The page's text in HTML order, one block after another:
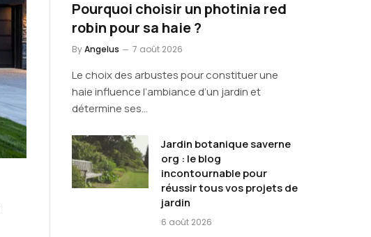
Pourquoi choisir un photinia red
robin pour sa haie ?
ByAngelus 7 août 2026
Le choix des arbustes pour constituer une
haie influence l’ambiance d’un jardin et
détermine ses…
Jardin botanique saverne
org : le blog
incontournable pour
réussir tous vos projets de
jardin
6 août 2026